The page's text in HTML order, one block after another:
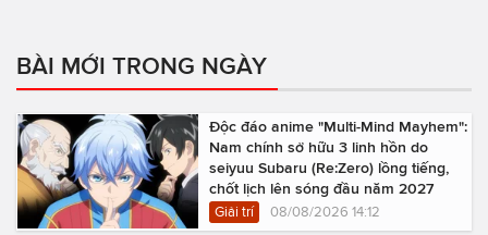
BÀI MỚI TRONG NGÀY
Độc đáo anime "Multi-Mind Mayhem":
Nam chính sở hữu 3 linh hồn do
seiyuu Subaru (Re:Zero) lồng tiếng,
chốt lịch lên sóng đầu năm 2027
Giải trí 08/08/2026 14:12